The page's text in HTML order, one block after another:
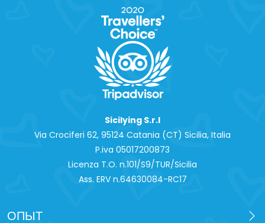
Sicilying S.r.l
Via Crociferi 62, 95124 Catania (CT) Sicilia, Italia
P.iva 0‍5017200873
Licenza T.O. n.101/S9/TUR/Sicilia
Ass. ERV n.64630084-RC17
ОПЫТ